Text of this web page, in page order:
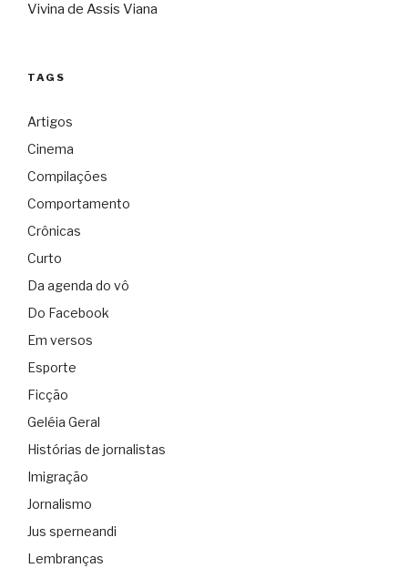
Vivina de Assis Viana
TAGS
Artigos
Cinema
Compilações
Comportamento
Crônicas
Curto
Da agenda do vô
Do Facebook
Em versos
Esporte
Ficção
Geléia Geral
Histórias de jornalistas
Imigração
Jornalismo
Jus sperneandi
Lembranças